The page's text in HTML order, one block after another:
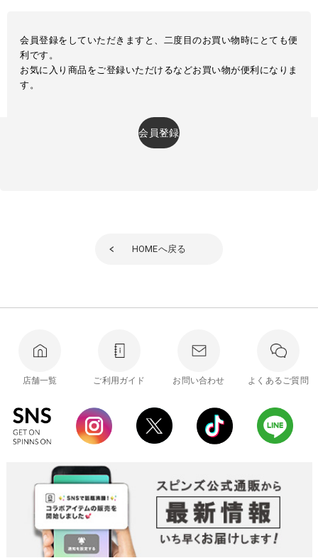
会員登録をしていただきますと、二度目のお買い物時にとても便
利です。
お気に入り商品をご登録いただけるなどお買い物が便利になりま
す。
会員登録
HOMEへ戻る
店舗一覧 ご利用ガイド お問い合わせ よくあるご質問